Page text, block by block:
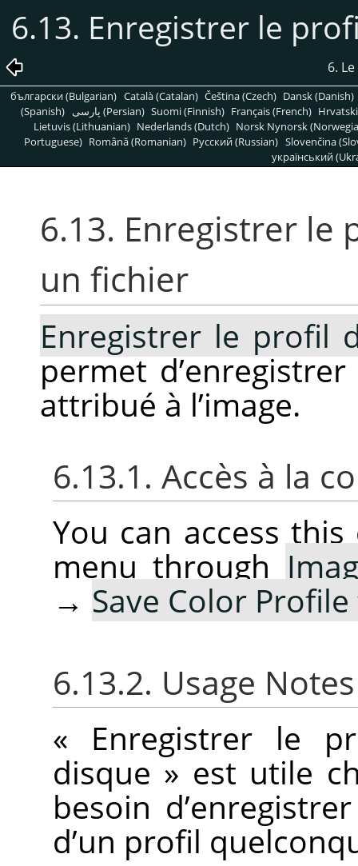
6.13. Enregistrer le
6.
български (Bulgarian) Català (Catalan) Čeština (Czech) Dansk (Danish)
(Spanish)
پارسی (Persian) Suomi (Finnish) Français (French)
Lietuvis (Lithuanian) Nederlands (Dutch) Norsk Nynorsk
Portuguese) Română (Romanian) Pусский (Russian) Slovenčina
український
6.13. Enregistrer le
un fichier
Enregistrer le profil
permet
attribué à l’image.
6.13.1. Accès à la
You can access
menu through
→ Save Color
6.13.2. Usage
« Enregistrer le
disque » est utile
besoin
d’un profil